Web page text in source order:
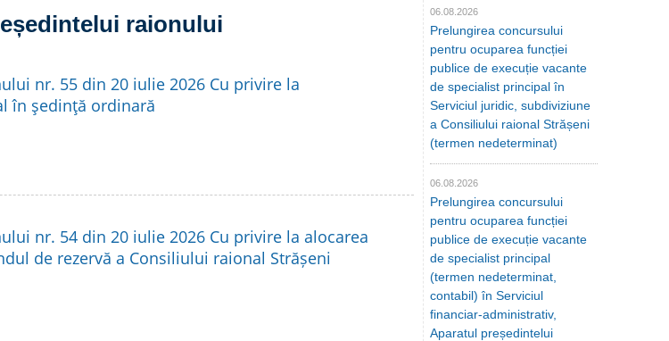
raionului
nr. 55 din 20 iulie 2026 Cu privire la
în şedinţă ordinară
nr. 54 din 20 iulie 2026 Cu privire la alocarea
de rezervă a Consiliului raional Strășeni
06.08.2026
Prelungirea concursului
pentru ocuparea funcției
publice de execuție vacante
de specialist principal în
Serviciul juridic, subdiviziune
a Consiliului raional Strășeni
(termen nedeterminat)
06.08.2026
Prelungirea concursului
pentru ocuparea funcției
publice de execuție vacante
de specialist principal
(termen nedeterminat,
contabil) în Serviciul
financiar-administrativ,
Aparatul președintelui